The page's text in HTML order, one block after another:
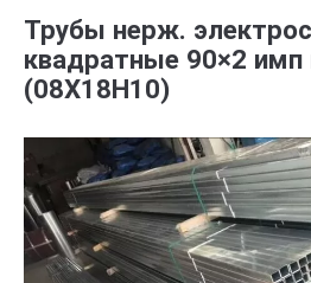
Трубы нерж.
квадратные 90×2
(08Х18Н10)